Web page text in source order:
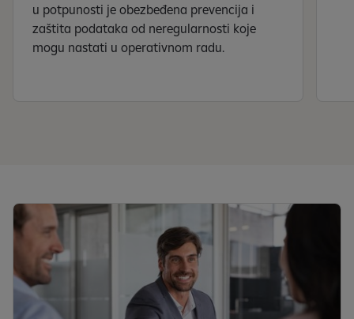
u potpunosti je obezbeđena prevencija i
zaštita podataka od neregularnosti koje
mogu nastati u operativnom radu.
ș
e
ă